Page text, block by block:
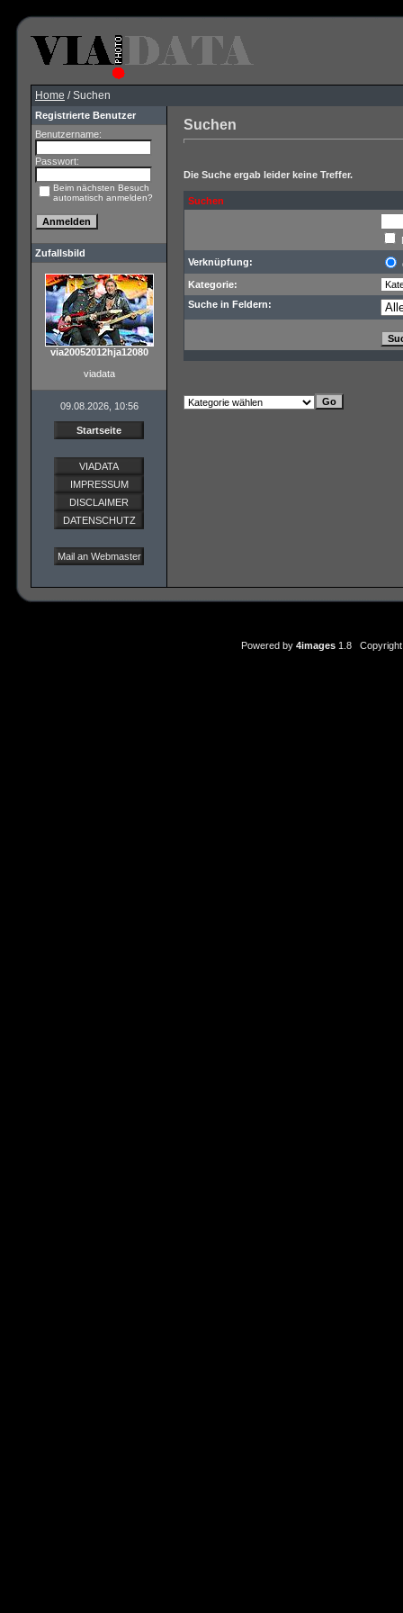
Home / Suchen
Registrierte Benutzer
Benutzername:
Passwort:
Beim nächsten Besuch
automatisch anmelden?
Zufallsbild
via20052012hja12080
viadata
09.08.2026, 10:56
Startseite
VIADATA
IMPRESSUM
DISCLAIMER
DATENSCHUTZ
Mail an Webmaster
Suchen
Die Suche ergab leider keine Treffer.
Suchen
Verknüpfung:
Kategorie:
Suche in Feldern:
Powered by 4images1.8 Copyright